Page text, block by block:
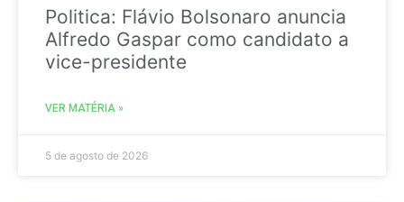
Politica: Flávio Bolsonaro anuncia
Alfredo Gaspar como candidato a
vice-presidente
VER MATÉRIA »
5 de agosto de 2026